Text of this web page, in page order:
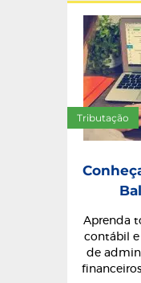
Tributação
Aprenda
contábil
de